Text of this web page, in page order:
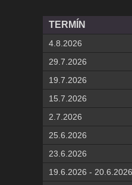
TERMÍN
4.8.2026
29.7.2026
19.7.2026
15.7.2026
2.7.2026
25.6.2026
23.6.2026
19.6.2026 - 20.6.2026